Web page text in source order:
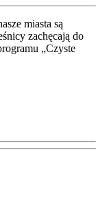
miasta są
zachęcają do
„Czyste